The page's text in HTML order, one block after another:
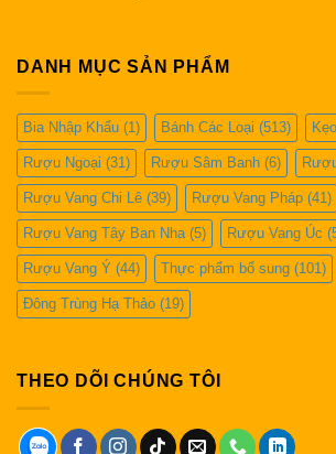
DANH MỤC SẢN PHẨM
Bia Nhập Khẩu (1) Bánh Các Loại (513)
Rượu Ngoại (31) Rượu Sâm Banh (6)
Rượu Vang Chi Lê (39) Rượu Vang Pháp (41)
Rượu Vang Tây Ban Nha(5) Rượu Vang Úc
Rượu Vang Ý (44) Thực phẩm bổ sung (101)
Đông Trùng Hạ Thảo (19)
THEO DÕI CHÚNG TÔI